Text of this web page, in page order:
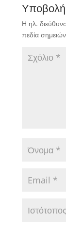
Υποβολή
Η ηλ.
πεδία